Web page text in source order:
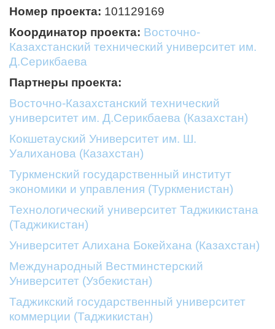
Номер проекта: 101129169
Координатор проекта: Восточно-
Казахстанский технический университет им.
Д.Серикбаева
Партнеры проекта:
Восточно-Казахстанский технический
университет им. Д.Серикбаева (Казахстан)
Кокшетауский Университет им. Ш.
Уалиханова (Казахстан)
Туркменский государственный институт
экономики и управления (Туркменистан)
Технологический университет Таджикистана
(Таджикистан)
Университет Алихана Бокейхана (Казахстан)
Международный Вестминстерский
Университет (Узбекистан)
Таджикский государственный университет
коммерции (Таджикистан)